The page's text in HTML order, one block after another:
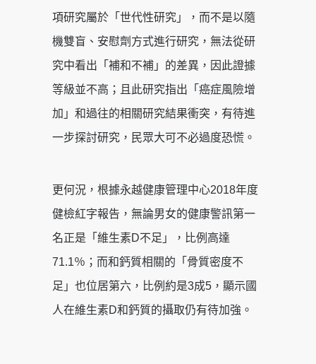
項研究屬於「世代性研究」，而不是以隨
機雙盲、安慰劑方式進行研究，無法從研
究中看出「補和不補」的差異，因此證據
等級並不高；且此研究指出「癌症風險增
加」和過往的相關研究結果衝突，有待進
一步探討研究，民眾大可不必過度恐慌。
更何況，根據永越健康管理中心2018年度
健檢紅字報告，無論男女的健康警訊第一
名正是「維生素D不足」，比例高達
71.1％；而和鈣質相關的「骨質密度不
足」也位居第六，比例約是3成5，顯示國
人在維生素D和鈣質的攝取仍有待加強。